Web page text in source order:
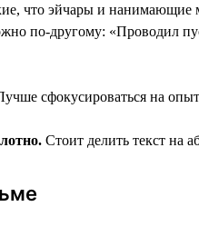
что эйчары и
по-другому: «Проводил
сфокусироваться на
Стоит делить текст на